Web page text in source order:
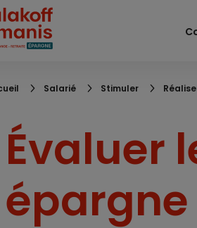
Salarié Stimuler
Évaluer
épargne